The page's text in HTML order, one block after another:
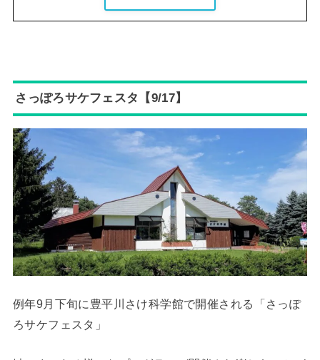
さっぽろサケフェスタ【9/17】
例年9月下旬に豊平川さけ科学館で開催される「さっぽ
ろサケフェスタ」